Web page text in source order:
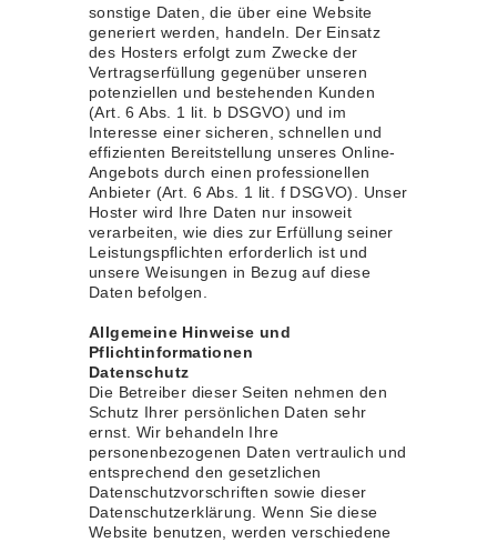
sonstige Daten, die über eine Website
generiert werden, handeln. Der Einsatz
des Hosters erfolgt zum Zwecke der
Vertragserfüllung gegenüber unseren
potenziellen und bestehenden Kunden
(Art. 6 Abs. 1 lit. b DSGVO) und im
Interesse einer sicheren, schnellen und
effizienten Bereitstellung unseres Online-
Angebots durch einen professionellen
Anbieter (Art. 6 Abs. 1 lit. f DSGVO). Unser
Hoster wird Ihre Daten nur insoweit
verarbeiten, wie dies zur Erfüllung seiner
Leistungspflichten erforderlich ist und
unsere Weisungen in Bezug auf diese
Daten befolgen.
Allgemeine Hinweise und
Pflichtinformationen
Datenschutz
Die Betreiber dieser Seiten nehmen den
Schutz Ihrer persönlichen Daten sehr
ernst. Wir behandeln Ihre
personenbezogenen Daten vertraulich und
entsprechend den gesetzlichen
Datenschutzvorschriften sowie dieser
Datenschutzerklärung. Wenn Sie diese
Website benutzen, werden verschiedene